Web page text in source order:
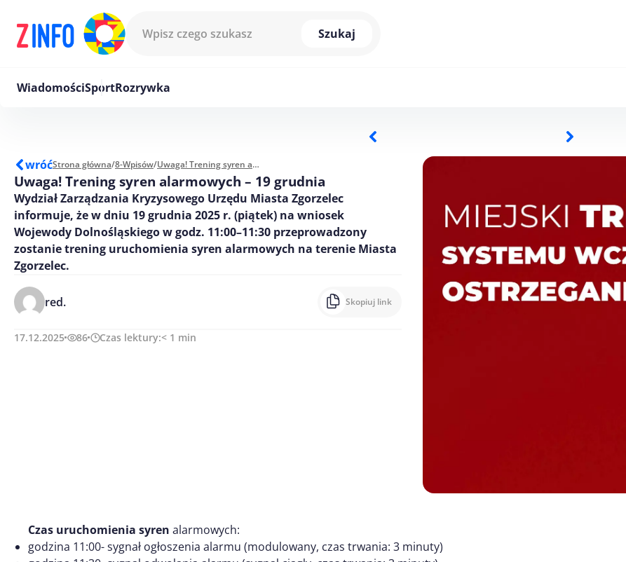
Szukaj
WiadomościSportRozrywka
wróćStrona główna/8-Wpisów/ Uwaga! Trening syren alarmowych – 19 grudnia
Uwaga! Trening syren alarmowych – 19 grudnia
Wydział Zarządzania Kryzysowego Urzędu Miasta Zgorzelec
informuje, że w dniu 19 grudnia 2025 r. (piątek) na wniosek
Wojewody Dolnośląskiego w godz. 11:00–11:30 przeprowadzony
zostanie trening uruchomienia syren alarmowych na terenie Miasta
Zgorzelec.
red. Skopiuj link
17.12.2025 86 Czas lektury:< 1 min
Czas uruchomienia syren alarmowych:
godzina 11:00- sygnał ogłoszenia alarmu (modulowany, czas trwania: 3 minuty)